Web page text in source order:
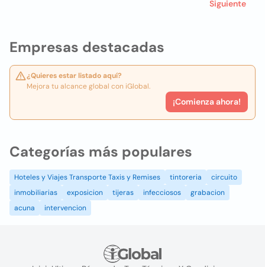
Empresas destacadas
¿Quieres estar listado aquí?
Mejora tu alcance global con iGlobal.
¡Comienza ahora!
Siguiente
Categorías más populares
Hoteles y Viajes Transporte Taxis y Remises tintoreria
circuito
inmobiliarias
exposicion tijeras infecciosos
grabacion
acuna
intervencion